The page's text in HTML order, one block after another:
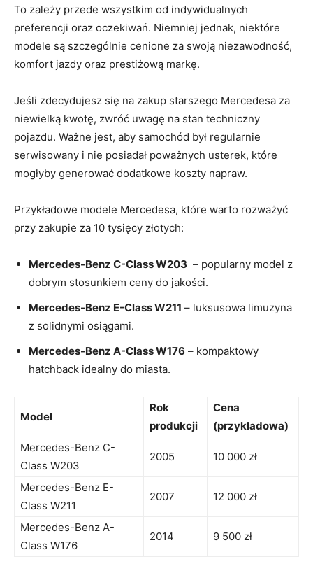
To zależy przede wszystkim ‍od indywidualnych
preferencji oraz oczekiwań. Niemniej jednak, niektóre
modele są⁢ szczególnie ⁣cenione za swoją niezawodność,
komfort jazdy ‌oraz ⁢prestiżową markę.
Jeśli zdecydujesz się na⁢ zakup starszego⁣ Mercedesa za ​
niewielką⁤ kwotę, zwróć uwagę na stan techniczny
pojazdu. Ważne jest, aby ⁤samochód był regularnie
serwisowany i nie posiadał poważnych usterek, które
mogłyby generować dodatkowe koszty napraw.
Przykładowe modele Mercedesa, które warto rozważyć
przy zakupie za 10 tysięcy złotych:
Mercedes-Benz ‍C-Class W203 ⁢ – popularny model z‌
dobrym⁣ stosunkiem ceny⁢ do jakości.
Mercedes-Benz E-Class W211 – ‌luksusowa limuzyna
z solidnymi osiągami.
Mercedes-Benz A-Class W176 – kompaktowy
hatchback idealny​ do miasta.
Model
Rok
produkcji
Cena
(przykładowa)
Mercedes-Benz C-
Class W203
2005 10⁢ 000 zł
Mercedes-Benz E-
Class W211
2007 12 000 zł
Mercedes-Benz A-
Class W176
2014 9 ⁣500 zł